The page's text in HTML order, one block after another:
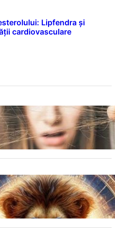
Lipfendra și
cardiovasculare
deficiențe de proteine:
sănătății tale
8/8: Oportunități de
Cinci Zodii în 2026